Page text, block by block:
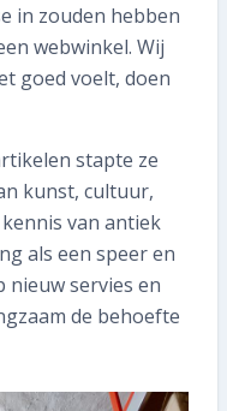
in zouden hebben
webwinkel. Wij
goed voelt, doen
stapte ze
kunst, cultuur,
van antiek
als een speer en
nieuw servies en
de behoefte